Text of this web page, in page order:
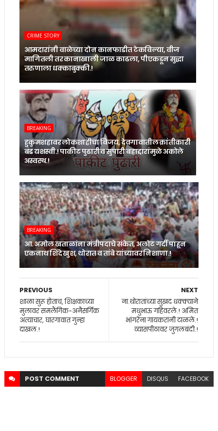
CRIME STORY
आमदारांनी वाळेच्या दोन कानफाडीत टेकविल्या, वीज
मागितली तर कानाखाली जाळ काढला, पीएकडून सुद्धा
तरुणाला धक्काबुक्की.!
BREAKING
हुकुमशहावर लोकशाहीचा विजय, देवगावातील क्रांतीकारी
बंड यशस्वी.! पाकीट पुढारी व सुपारी बहाद्दारांमुळे अकोले
अस्वस्थ.!
BREAKING
आ. अमोल खताळांना मंत्रीपदाचे संकेत, अलोट गर्दी पाहून
एकनाथ शिंदे खुश, थोरात व तांबे यांच्यावर निशाणा.!
NEXT
ना.थोरातांच्या सुखद धक्क्याने
मधुभाऊ गहिवरले.! अमित
भांगरेंना गायकरांनी टाळले.!
व्यासपीठावर जुगलबंदी.!
PREVIOUS
शाळा सुरू होताच, शिक्षकाच्या
मुलावर समलैंगिक-अनैसर्गिक
अत्याचार, घारगावात गुन्हा
दाखल.!
POST COMMENT BLOGGER DISQUS FACEBOOK